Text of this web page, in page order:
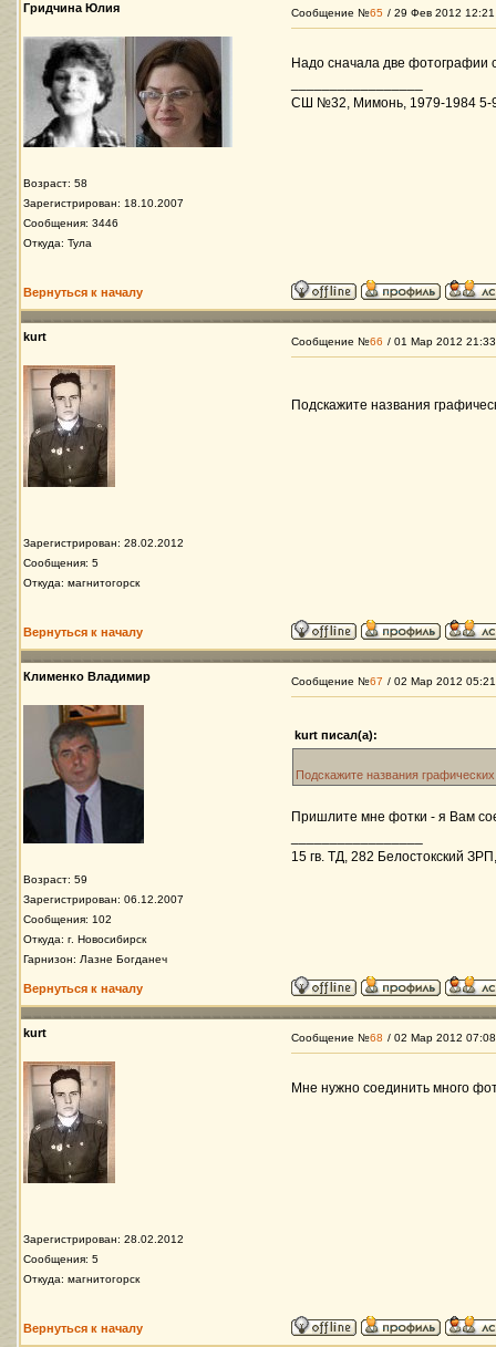
Гридчина Юлия
Возраст: 58
Зарегистрирован: 18.10.2007
Сообщения: 3446
Откуда: Тула
Сообщение №65 / 29 Фев 2012 12:21
Надо сначала две фотографии
СШ №32, Мимонь, 1979-1984 5-9
Вернуться к началу
kurt
Зарегистрирован: 28.02.2012
Сообщения: 5
Откуда: магнитогорск
Сообщение №66 / 01 Мар 2012 21:33
Подскажите названия
Вернуться к началу
Клименко Владимир
Возраст: 59
Зарегистрирован: 06.12.2007
Сообщения: 102
Откуда: г. Новосибирск
Гарнизон: Лазне Богданеч
Сообщение №67 / 02 Мар 2012 05:21
kurt писал(а):
Подскажите названия
Пришлите мне фотки - я Вам
15 гв. ТД, 282 Белостокский
Вернуться к началу
kurt
Зарегистрирован: 28.02.2012
Сообщения: 5
Откуда: магнитогорск
Сообщение №68 / 02 Мар 2012 07:08
Мне нужно соединить много
Вернуться к началу